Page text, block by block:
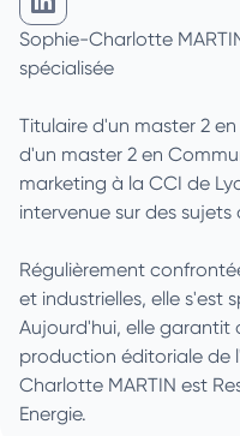
Charlotte Martin
Sophie-Charlotte
spécialisée
Titulaire d'un master 2
d'un master 2 en
marketing à la CCI de
intervenue sur des sujets
Régulièrement
et industrielles, elle s'est
Aujourd'hui, elle
production éditoriale de
Charlotte MARTIN est
Energie.